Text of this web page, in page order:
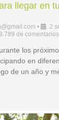
llegar en
• 2
de comentarios
los
en
de un año y